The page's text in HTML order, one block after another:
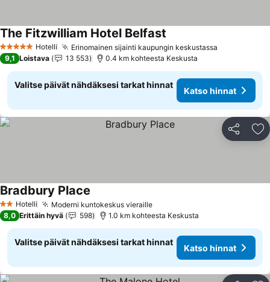
5 Tähtiluokitus
Hotelli Erinomainen sijainti kaupungin keskustassa
The Fitzwilliam Hotel Belfast
9,1 Loistava 13 553 0.4 km kohteesta Keskusta
Valitse päivät nähdäksesi tarkat hinnat
Katso hinnat
Jaa
2 Tähtiluokitus
Hotelli Moderni kuntokeskus vierailleKatso hinnat
Bradbury Place
8,0 Erittäin hyvä 598 1.0 km kohteesta Keskusta
Valitse päivät nähdäksesi tarkat hinnat
Katso hinnat